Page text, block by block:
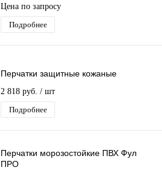
Цена по запросу
Подробнее
Перчатки защитные кожаные
2 818 руб. / шт
Подробнее
Перчатки морозостойкие ПВХ Фул
ПРО